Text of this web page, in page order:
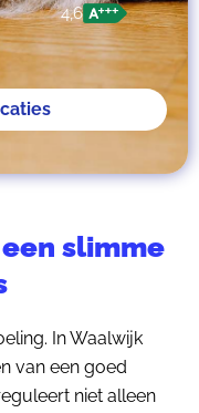
4,6
slimme
In Waalwijk
van een goed
niet alleen